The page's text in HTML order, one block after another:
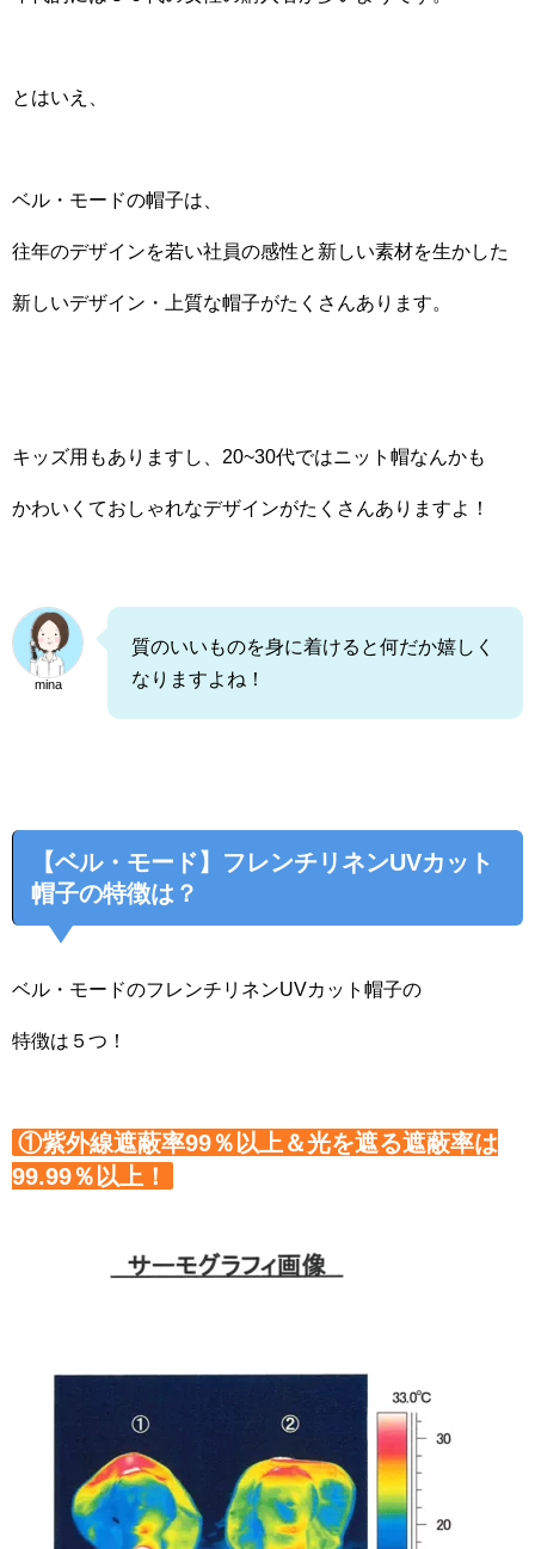
とはいえ、
ベル・モードの帽子は、
往年のデザインを若い社員の感性と新しい素材を生かした
新しいデザイン・上質な帽子がたくさんあります。
キッズ用もありますし、20~30代ではニット帽なんかも
かわいくておしゃれなデザインがたくさんありますよ！
mina
質のいいものを身に着けると何だか嬉しく
なりますよね！
【ベル・モード】フレンチリネンUVカット
帽子の特徴は？
ベル・モードのフレンチリネンUVカット帽子の
特徴は５つ！
①紫外線遮蔽率99％以上＆光を遮る遮蔽率は
99.99％以上！